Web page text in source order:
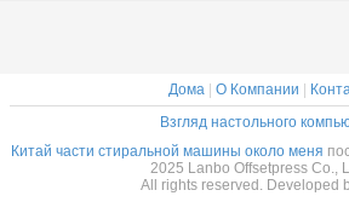
Дома | О Компании |
Взгляд настольного
Китай части стиральной машины около меня
2025 Lanbo Offsetpress Co.,
All rights reserved. Developed